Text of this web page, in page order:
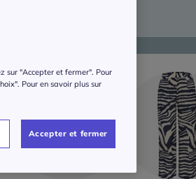
sur "Accepter et fermer". Pour
Pour en savoir plus sur
Accepter et fermer